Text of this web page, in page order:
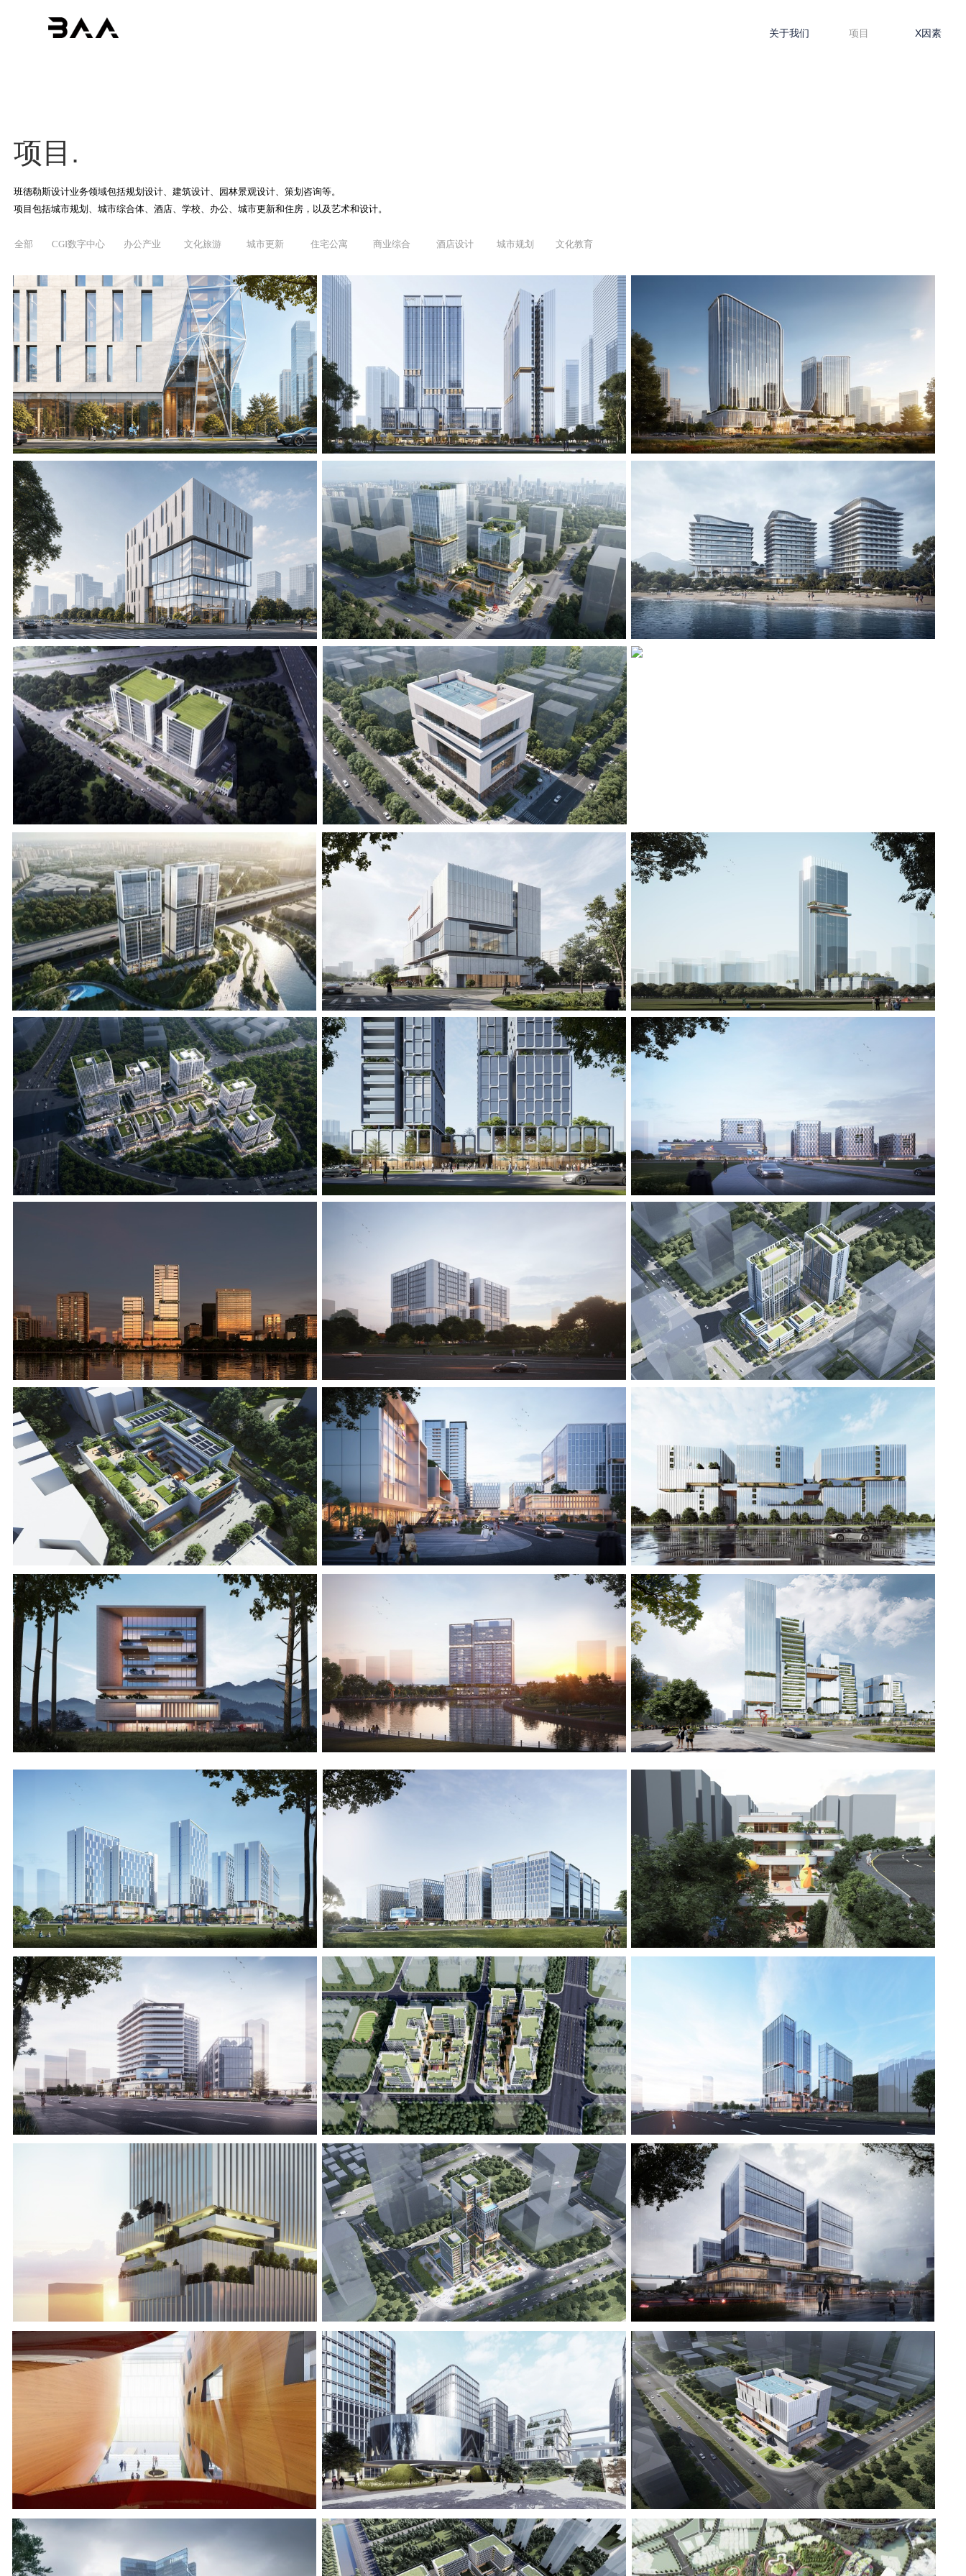
关于我们 项目 X因素
项目.
班德勒斯设计业务领域包括规划设计、建筑设计、园林景观设计、策划咨询等。
项目包括城市规划、城市综合体、酒店、学校、办公、城市更新和住房，以及艺术和设计。
全部 CGI数字中心
办公产业
文化旅游 城市更新 住宅公寓
商业综合
酒店设计 城市规划 文化教育